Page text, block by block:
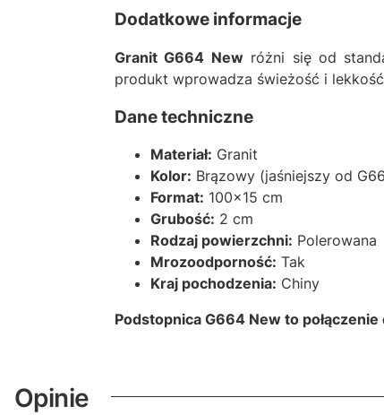
Dodatkowe informacje
Granit G664 Newróżni się od
produkt wprowadza świeżość i
Dane techniczne
Materiał: Granit
Kolor: Brązowy (jaśniejszy od
Format: 100x15 cm
Grubość: 2 cm
Rodzaj powierzchni: Polerowana
Mrozoodporność: Tak
Kraj pochodzenia: Chiny
Podstopnica G664 New to
Opinie